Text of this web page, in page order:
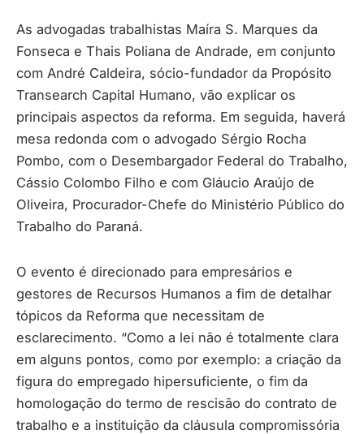
As advogadas trabalhistas Maíra S. Marques da
Fonseca e Thais Poliana de Andrade, em conjunto
com André Caldeira, sócio-fundador da Propósito
Transearch Capital Humano, vão explicar os
principais aspectos da reforma. Em seguida, haverá
mesa redonda com o advogado Sérgio Rocha
Pombo, com o Desembargador Federal do Trabalho,
Cássio Colombo Filho e com Gláucio Araújo de
Oliveira, Procurador-Chefe do Ministério Público do
Trabalho do Paraná.
O evento é direcionado para empresários e
gestores de Recursos Humanos a fim de detalhar
tópicos da Reforma que necessitam de
esclarecimento. “Como a lei não é totalmente clara
em alguns pontos, como por exemplo: a criação da
figura do empregado hipersuficiente, o fim da
homologação do termo de rescisão do contrato de
trabalho e a instituição da cláusula compromissória